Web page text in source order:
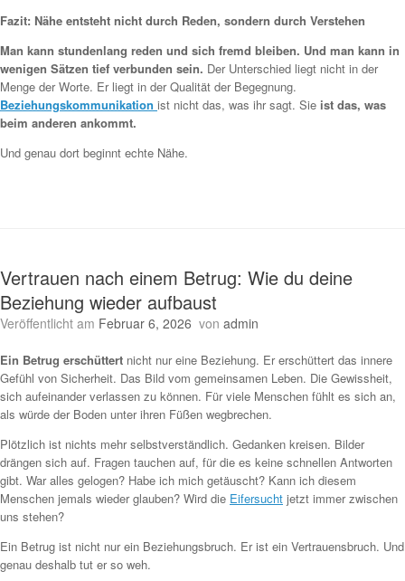
Fazit: Nähe entsteht nicht durch Reden, sondern durch Verstehen
Man kann stundenlang reden und sich fremd bleiben. Und man kann in
wenigen Sätzen tief verbunden sein. Der Unterschied liegt nicht in der
Menge der Worte. Er liegt in der Qualität der Begegnung.
Beziehungskommunikation ist nicht das, was ihr sagt. Sie ist das, was
beim anderen ankommt.
Und genau dort beginnt echte Nähe.
Vertrauen nach einem Betrug: Wie du deine
Beziehung wieder aufbaust
Veröffentlicht am Februar 6, 2026 von admin
Ein Betrug erschüttert nicht nur eine Beziehung. Er erschüttert das innere
Gefühl von Sicherheit. Das Bild vom gemeinsamen Leben. Die Gewissheit,
sich aufeinander verlassen zu können. Für viele Menschen fühlt es sich an,
als würde der Boden unter ihren Füßen wegbrechen.
Plötzlich ist nichts mehr selbstverständlich. Gedanken kreisen. Bilder
drängen sich auf. Fragen tauchen auf, für die es keine schnellen Antworten
gibt. War alles gelogen? Habe ich mich getäuscht? Kann ich diesem
Menschen jemals wieder glauben? Wird die Eifersucht jetzt immer zwischen
uns stehen?
Ein Betrug ist nicht nur ein Beziehungsbruch. Er ist ein Vertrauensbruch. Und
genau deshalb tut er so weh.